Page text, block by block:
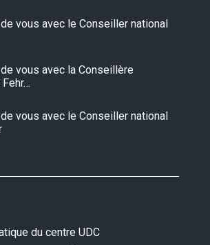
de vous avec le Conseiller national
de vous avec la Conseillère
de vous avec le Conseiller national
du centre UDC